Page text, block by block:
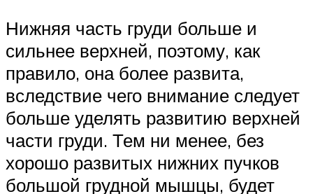
Нижняя часть груди больше и
сильнее верхней, поэтому, как
правило, она более развита,
вследствие чего внимание следует
больше уделять развитию верхней
части груди. Тем ни менее, без
хорошо развитых нижних пучков
большой грудной мышцы, будет